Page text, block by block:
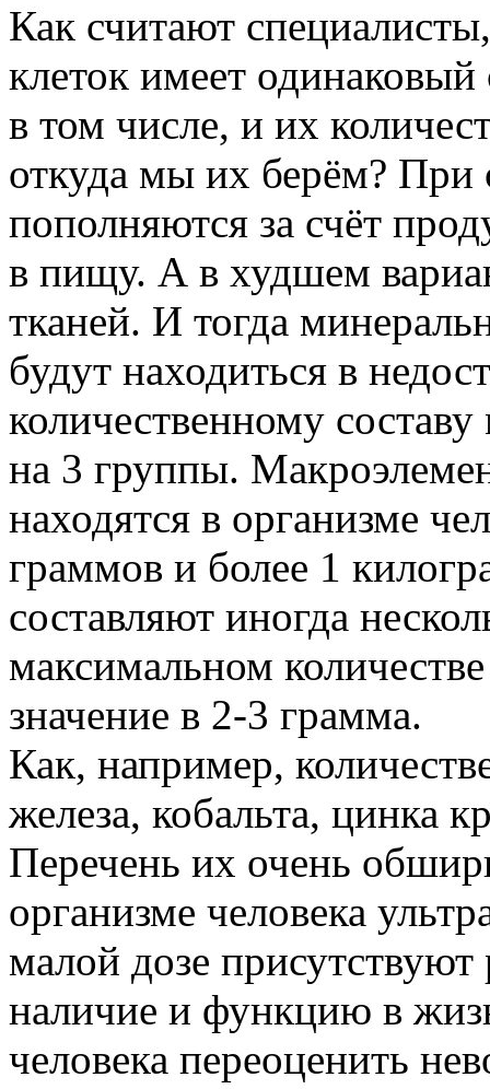
Как считают
клеток имеет
в том числе, и их
откуда мы их берём?
пополняются за счёт
в пищу. А в худшем
тканей. И тогда
будут находиться в
количественному
на 3 группы.
находятся в организме
граммов и более 1
составляют иногда
максимальном
значение в 2-3 грамма.
Как, например,
железа, кобальта, цинка
Перечень их очень
организме человека
малой дозе
наличие и функцию в
человека переоценить